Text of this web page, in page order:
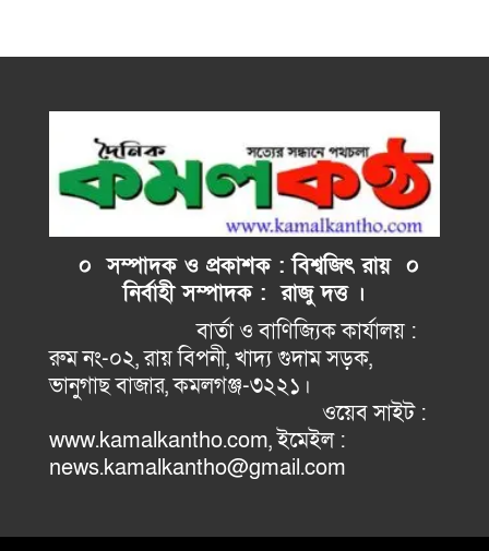
০ সম্পাদক ও প্রকাশক : বিশ্বজিৎ রায় ০
নির্বাহীসম্পাদক : রাজু দত্ত ।
বার্তা ও বাণিজ্যিক কার্যালয় :
রুম নং-০২, রায় বিপনী, খাদ্য গুদাম সড়ক,
ভানুগাছ বাজার, কমলগঞ্জ-৩২২১।
ওয়েব সাইট :
www.kamalkantho.com, ইমেইল :
news.kamalkantho@gmail.com